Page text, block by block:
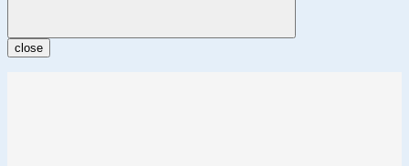
close